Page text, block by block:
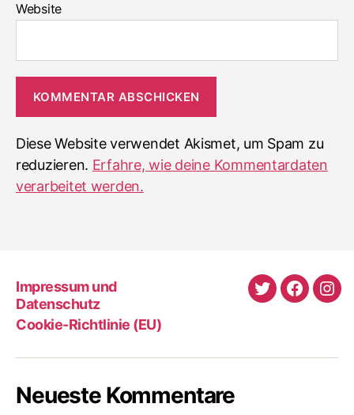
Website
Diese Website verwendet Akismet, um Spam zu
reduzieren. Erfahre, wie deine Kommentardaten
verarbeitet werden.
Impressum und
Datenschutz
Cookie-Richtlinie (EU)
Twitter
Neueste Kommentare